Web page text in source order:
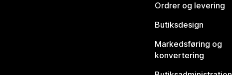
Ordrer og levering
Butiksdesign
Markedsføring og
konvertering